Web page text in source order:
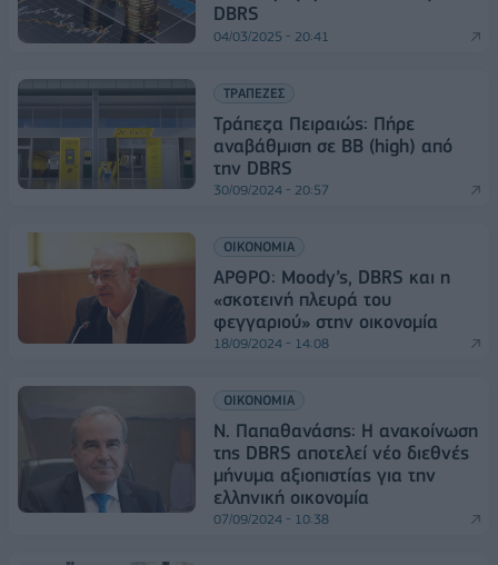
DBRS
04/03/2025 - 20:41
ΤΡΑΠΕΖΕΣ
Τράπεζα Πειραιώς: Πήρε
αναβάθμιση σε BB (high) από
την DBRS
30/09/2024 - 20:57
ΟΙΚΟΝΟΜΙΑ
ΑΡΘΡΟ: Moody’s, DBRS και η
«σκοτεινή πλευρά του
φεγγαριού» στην οικονομία
18/09/2024 - 14:08
ΟΙΚΟΝΟΜΙΑ
Ν. Παπαθανάσης: Η ανακοίνωση
της DBRS αποτελεί νέο διεθνές
μήνυμα αξιοπιστίας για την
ελληνική οικονομία
07/09/2024 - 10:38